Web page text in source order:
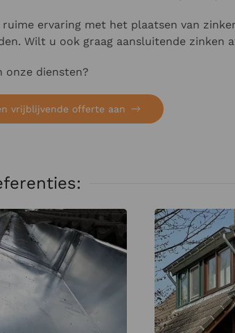
ruime ervaring met het plaatsen van
Wilt u ook graag aansluitende
onze diensten?
vrijblijvende offerte aan